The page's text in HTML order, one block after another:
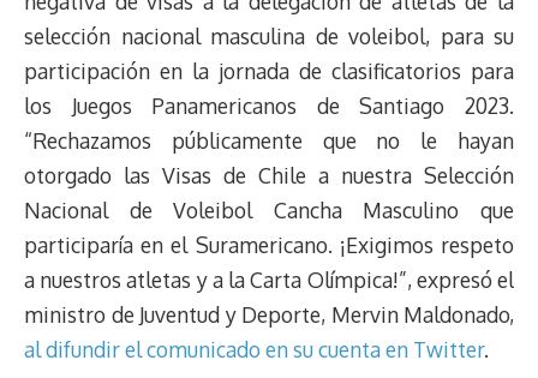
selección nacional masculina de voleibol, para su
participación en la jornada de clasificatorios para
los Juegos Panamericanos de Santiago 2023.
“Rechazamos públicamente que no le hayan
otorgado las Visas de Chile a nuestra Selección
Nacional de Voleibol Cancha Masculino que
participaría en el Suramericano. ¡Exigimos respeto
a nuestros atletas y a la Carta Olímpica!”, expresó el
ministro de Juventud y Deporte, Mervin Maldonado,
al difundir el comunicado en su cuenta en Twitter.